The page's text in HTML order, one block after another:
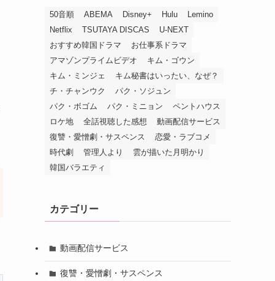
50音順 ABEMA Disney+ Hulu
Lemino
Netflix
TSUTAYA DISCAS
U-NEXT
おすすめ韓国ドラマ
お仕事系ドラマ
アマゾンプライムビデオ
キム・ゴウン
キム・ミンジェ
キム秘書はいったい、なぜ？
チ・チャンウク
パク・ソジュン
パク・ボゴム
パク・ミニョン
ペントハウス
ロケ地
全話視聴した感想
動画配信サービス
復讐・愛憎劇・サスペンス
恋愛・ラブコメ
時代劇
管理人より
雲が描いた月明かり
韓国バラエティ
カテゴリー
動画配信サービス
復讐・愛憎劇・サスペンス